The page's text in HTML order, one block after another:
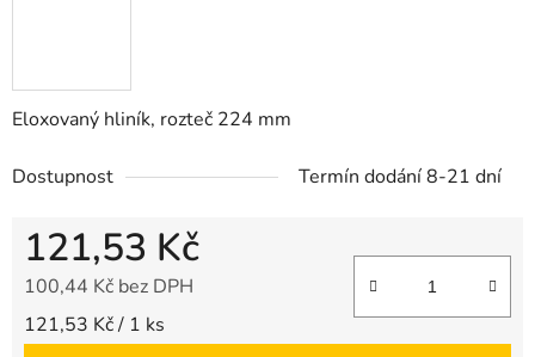
Eloxovaný hliník, rozteč 224 mm
Dostupnost Termín dodání 8-21 dní
121,53 Kč
100,44 Kč bez DPH
Měrná cena:
121,53 Kč / 1 ks